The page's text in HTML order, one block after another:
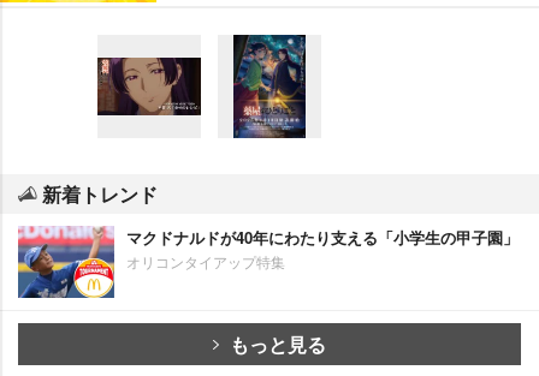
新着トレンド
マクドナルドが40年にわたり支える「小学生の甲子園」
オリコンタイアップ特集
もっと見る